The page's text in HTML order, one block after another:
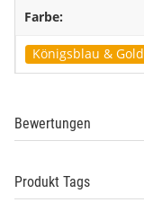
Farbe:
Königsblau & Gold
Bewertungen
Produkt Tags